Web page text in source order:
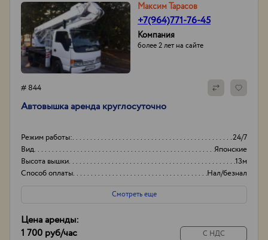
Максим Тарасов
+7(964)771-76-45
Компания
более 2 лет на сайте
# 844
Автовышка аренда круглосуточно
Режим работы:
24/7
Вид
Японские
Высота вышки
13м
Способ оплаты
Нал/безнал
Смотреть еще
Цена аренды:
1 700 руб/час С НДС